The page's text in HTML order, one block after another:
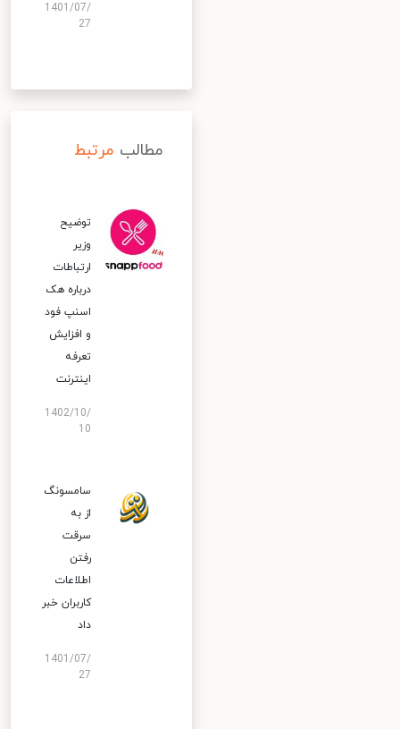
1401/07/
27
مطالب مرتبط
توضیح
وزیر
ارتباطات
درباره هک
اسنپ‌ فود
و افزایش
تعرفه
اینترنت
1402/10/
10
سامسونگ
از به
سرقت
رفتن
اطلاعات
کاربران خبر
داد
1401/07/
27